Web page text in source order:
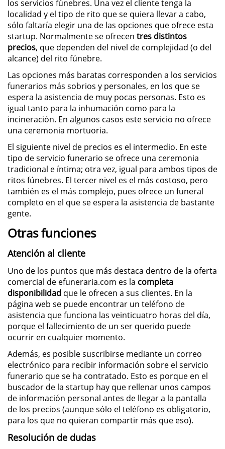
los servicios fúnebres. Una vez el cliente tenga la
localidad y el tipo de rito que se quiera llevar a cabo,
sólo faltaría elegir una de las opciones que ofrece esta
startup. Normalmente se ofrecen tres distintos
precios, que dependen del nivel de complejidad (o del
alcance) del rito fúnebre.
Las opciones más baratas corresponden a los servicios
funerarios más sobrios y personales, en los que se
espera la asistencia de muy pocas personas. Esto es
igual tanto para la inhumación como para la
incineración. En algunos casos este servicio no ofrece
una ceremonia mortuoria.
El siguiente nivel de precios es el intermedio. En este
tipo de servicio funerario se ofrece una ceremonia
tradicional e íntima; otra vez, igual para ambos tipos de
ritos fúnebres. El tercer nivel es el más costoso, pero
también es el más complejo, pues ofrece un funeral
completo en el que se espera la asistencia de bastante
gente.
Otras funciones
Atención al cliente
Uno de los puntos que más destaca dentro de la oferta
comercial de efuneraria.com es la completa
disponibilidad que le ofrecen a sus clientes. En la
página web se puede encontrar un teléfono de
asistencia que funciona las veinticuatro horas del día,
porque el fallecimiento de un ser querido puede
ocurrir en cualquier momento.
Además, es posible suscribirse mediante un correo
electrónico para recibir información sobre el servicio
funerario que se ha contratado. Esto es porque en el
buscador de la startup hay que rellenar unos campos
de información personal antes de llegar a la pantalla
de los precios (aunque sólo el teléfono es obligatorio,
para los que no quieran compartir más que eso).
Resolución de dudas